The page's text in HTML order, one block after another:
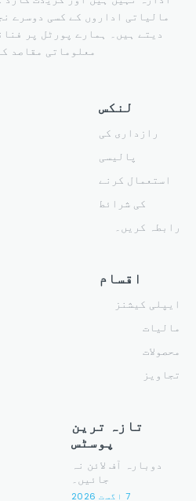
مالیاتی اداروں کے کسی دوسرے
دیتے ہیں۔ ہمارے پورٹل پر
معلوماتی مقاصد
لنکس
رازداری کی
پالیسی
استعمال کرنے
کی شرائط
رابطہ کریں۔
اقسام
ایپلی کیشنز
مالیات
محصولات
تجاویز
تازہ ترین
پوسٹس
دوبارہ آف لائن نہ
جائیں۔
7 اگست 2026